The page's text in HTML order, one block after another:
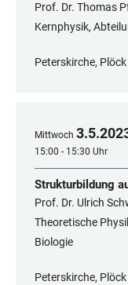
Prof. Dr. Thomas
Kernphysik,
Peterskirche,
Mittwoch 3.5.
15:00 - 15:30 Uhr
Strukturbildung
Prof. Dr. Ulrich
Theoretische
Biologie
Peterskirche,